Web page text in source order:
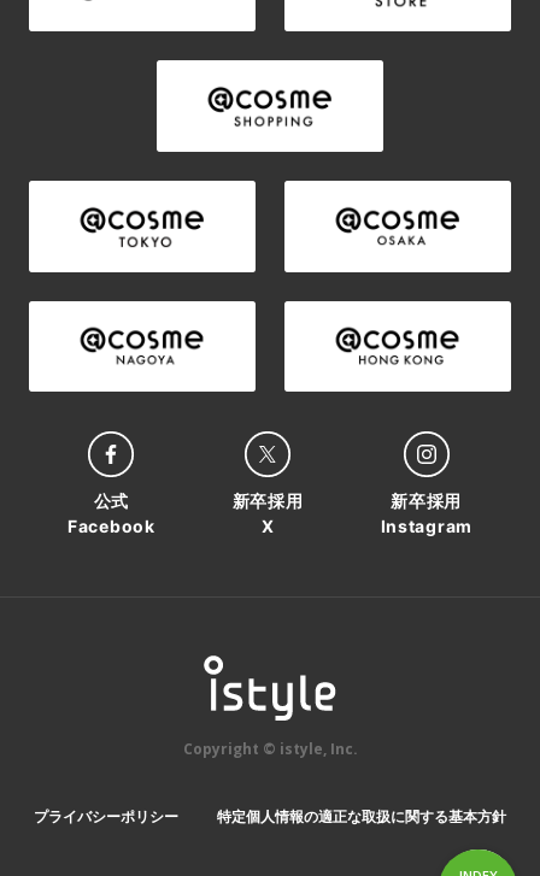
公式
Facebook
新卒採用
X
新卒採用
Instagram
Copyright © istyle, Inc.
プライバシーポリシー 特定個人情報の適正な取扱に関する基本方針